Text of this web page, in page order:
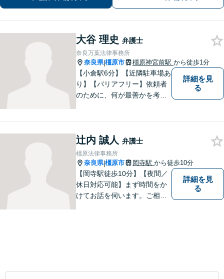
大谷 理史 弁護士
奈良万葉法律事務所
奈良県|橿原市 橿原神宮前駅 から徒歩1分
【小倉駅6分】【近隣駐車場あ
り】【バリアフリー】依頼者
のために、何が最善かを考
決策を提案し続けます。 よろ
しくお願いします。
詳細を見
る
辻内 誠人 弁護士
橿原法律事務所
奈良県|橿原市 岡寺駅 から徒歩10分
【岡寺駅徒歩10分】【夜間／
休日対応可能】まず時間をか
けてお話を伺います。ご相談
詳細を見
る